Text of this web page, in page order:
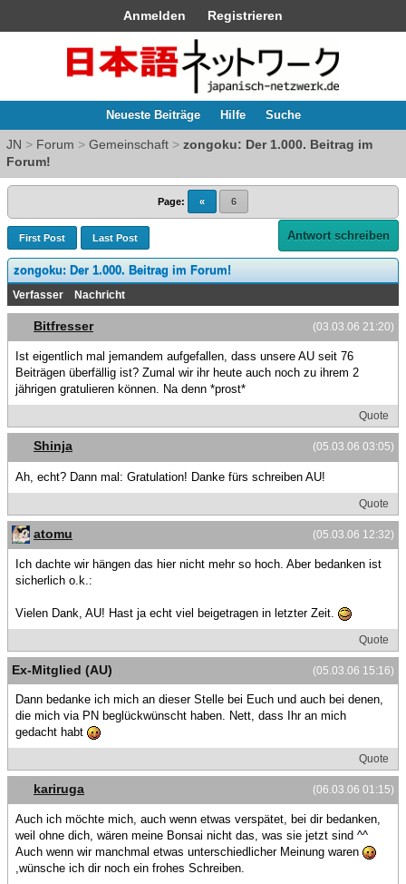
Anmelden Registrieren
Neueste Beiträge Hilfe Suche
JN > Forum > Gemeinschaft > zongoku: Der 1.000. Beitrag im
Forum!
Page: « 6
First Post Last Post Antwort schreiben
zongoku: Der 1.000. Beitrag im Forum!
Verfasser Nachricht
(03.03.06 21:20)
Bitfresser
Ist eigentlich mal jemandem aufgefallen, dass unsere AU seit 76
Beiträgen überfällig ist? Zumal wir ihr heute auch noch zu ihrem 2
jährigen gratulieren können. Na denn *prost*
Quote
(05.03.06 03:05)
Shinja
Ah, echt? Dann mal: Gratulation! Danke fürs schreiben AU!
Quote
(05.03.06 12:32)
atomu
Ich dachte wir hängen das hier nicht mehr so hoch. Aber bedanken ist
sicherlich o.k.:
Vielen Dank, AU! Hast ja echt viel beigetragen in letzter Zeit.
Quote
(05.03.06 15:16)
Ex-Mitglied (AU)
Dann bedanke ich mich an dieser Stelle bei Euch und auch bei denen,
die mich via PN beglückwünscht haben. Nett, dass Ihr an mich
gedacht habt
Quote
(06.03.06 01:15)
kariruga
Auch ich möchte mich, auch wenn etwas verspätet, bei dir bedanken,
weil ohne dich, wären meine Bonsai nicht das, was sie jetzt sind ^^
Auch wenn wir manchmal etwas unterschiedlicher Meinung waren
,wünsche ich dir noch ein frohes Schreiben.